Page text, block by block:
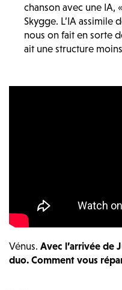
chanson avec une IA, «
Skygge. L’IA assimile
nous on fait en sorte
ait une structure
Vénus. Avec l’arrivée de
duo. Comment vous